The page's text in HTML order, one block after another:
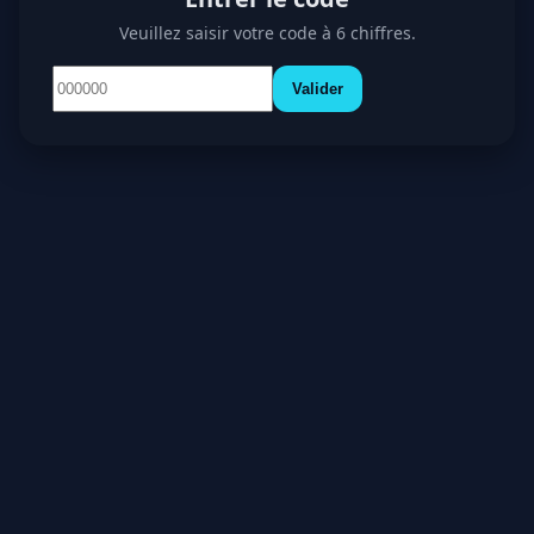
Veuillez saisir votre code à 6 chiffres.
Valider